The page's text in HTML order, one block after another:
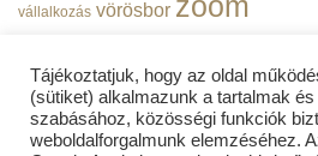
vállalkozás vörösbor zoom
Tájékoztatjuk, hogy az oldal
(sütiket) alkalmazunk a tartalmak
szabásához, közösségi funkciók
weboldalforgalmunk elemzéséhez.